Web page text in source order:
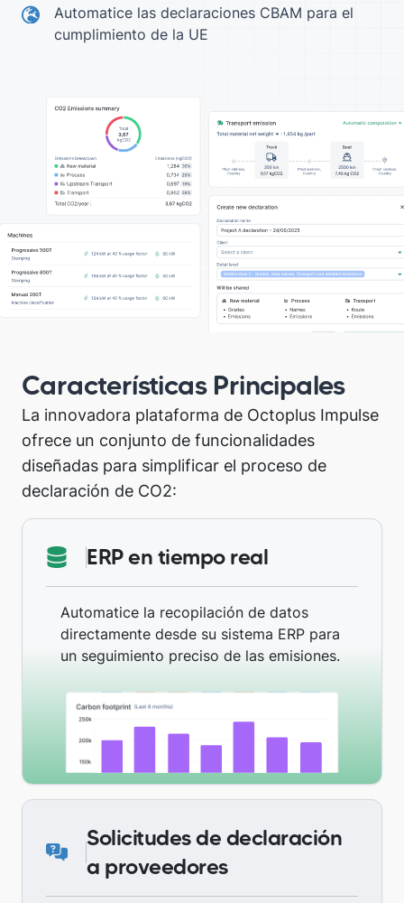
Automatice las declaraciones CBAM para el
cumplimiento de la UE
Características Principales
La innovadora plataforma de Octoplus Impulse
ofrece un conjunto de funcionalidades
diseñadas para simplificar el proceso de
declaración de CO2:
ERP en tiempo real
Automatice la recopilación de datos
directamente desde su sistema ERP para
un seguimiento preciso de las emisiones.
Solicitudes de declaración
a proveedores